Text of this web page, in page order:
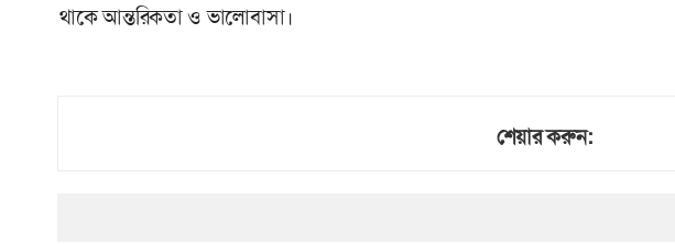
থাকে আন্তরিকতা ও ভালোবাসা।
শেয়ার করুন: